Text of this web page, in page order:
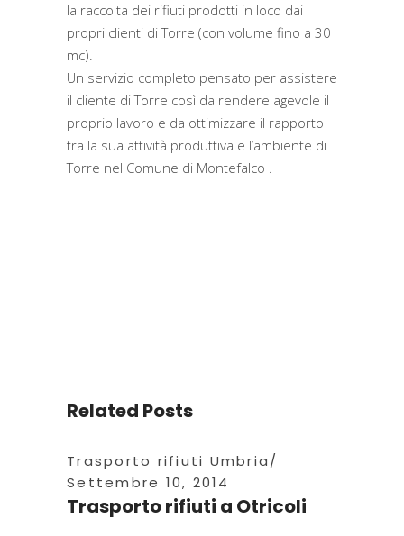
la raccolta dei rifiuti prodotti in loco dai
propri clienti di Torre (con volume fino a 30
mc).
Un servizio completo pensato per assistere
il cliente di Torre così da rendere agevole il
proprio lavoro e da ottimizzare il rapporto
tra la sua attività produttiva e l’ambiente di
Torre nel Comune di Montefalco .
Related Posts
Trasporto rifiuti Umbria
Settembre 10, 2014
Trasporto rifiuti a Otricoli